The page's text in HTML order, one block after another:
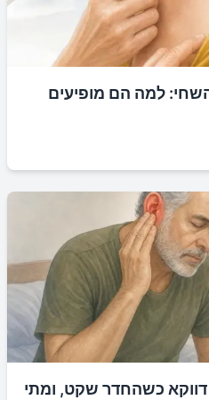
למה הם מופיעים
כשהחדר שקט, ומתי